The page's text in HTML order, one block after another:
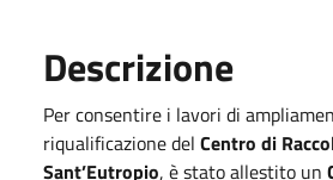
Descrizione
Per consentire i lavori di
riqualificazione del Centro di
Sant’Eutropio, è stato allestito un